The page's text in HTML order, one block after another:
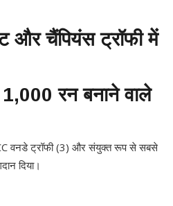
और चैंपियंस ट्रॉफी में
रन बनाने वाले
वनडे ट्रॉफी (3) और संयुक्त रूप से सबसे
दिया।